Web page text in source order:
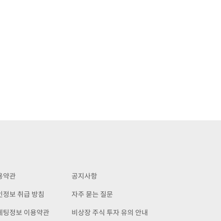
약관
정보 취급 방침
팅정보 이용약관
공지사항
자주 묻는 질문
비상장 주식 투자 유의 안내